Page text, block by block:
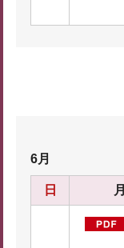
6月
日 月